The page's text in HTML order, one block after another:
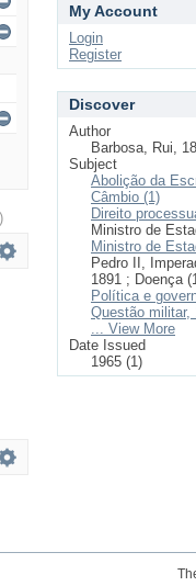
My Account
Login
Register
Discover
Author
Barbosa, Rui,
Subject
Abolição da
Câmbio (1)
Direito
Ministro de
Ministro de
Pedro II,
1891 ; Doença
Política e
Questão militar,
... View More
Date Issued
1965 (1)